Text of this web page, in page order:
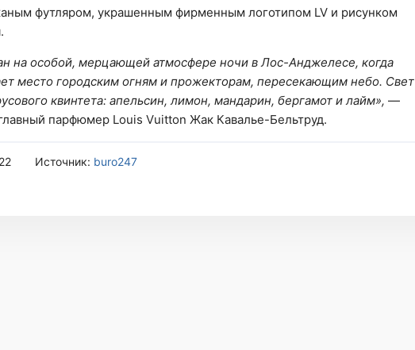
футляром, украшенным фирменным логотипом LV и рисунком
на особой, мерцающей атмосфере ночи в Лос-Анджелесе, когда
место городским огням и прожекторам, пересекающим небо. Свет
квинтета: апельсин, лимон, мандарин, бергамот и лайм», —
парфюмер Louis Vuitton Жак Кавалье-Бельтруд.
Источник: buro247